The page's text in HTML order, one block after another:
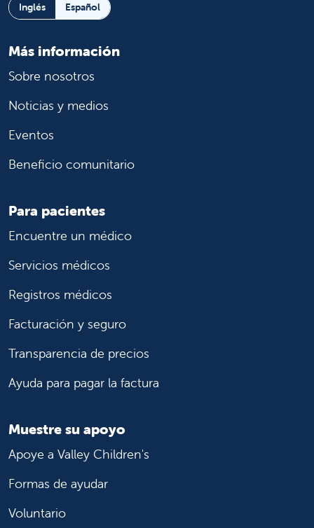
Inglés Español
Más información
Sobre nosotros
Noticias y medios
Eventos
Beneficio comunitario
Para pacientes
Encuentre un médico
Servicios médicos
Registros médicos
Facturación y seguro
Transparencia de precios
Ayuda para pagar la factura
Muestre su apoyo
Apoye a Valley Children's
Formas de ayudar
Voluntario